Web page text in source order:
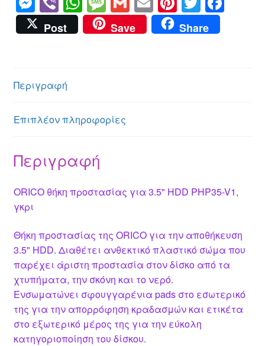
e
ss
n
g
er
b
er
h
at
p
e
ss
m
ail
m
ail
nt
er
wi
tt
Post Save Share
Περιγραφή
Επιπλέον πληροφορίες
Περιγραφή
ORICO θήκη προστασίας για 3.5" HDD PHP35-V1,
γκρι
Θήκη προστασίας της ORICO για την αποθήκευση
3.5" HDD. Διαθέτει ανθεκτικό πλαστικό σώμα που
παρέχει άριστη προστασία στον δίσκο από τα
χτυπήματα, την σκόνη και το νερό.
Ενσωματώνει σφουγγαρένια pads στο εσωτερικό
της για την απορρόφηση κραδασμών και ετικέτα
στο εξωτερικό μέρος της για την εύκολη
κατηγοριοποίηση του δίσκου.